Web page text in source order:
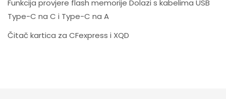
Funkcija provjere flash memorije Dolazi s kabelima USB
Type-C na C i Type-C na A
Čitač kartica za CFexpress i XQD